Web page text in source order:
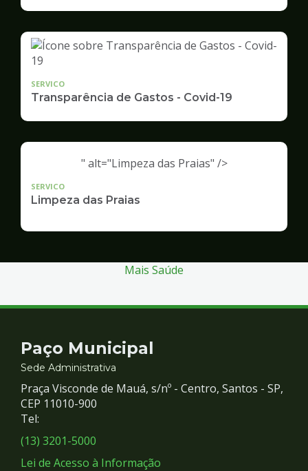
Infraestrutura
Serviços
Públicos
SERVICO
Transparência de Gastos - Covid-19
" alt="Limpeza das Praias" />
SERVICO
Limpeza das Praias
Mais Saúde
Contato
e
Redes
Sociais
Paço Municipal
Sede Administrativa
Praça Visconde de Mauá, s/nº - Centro, Santos - SP,
CEP 11010-900
Tel:
(13) 3201-5000
Lei de Acesso à Informação